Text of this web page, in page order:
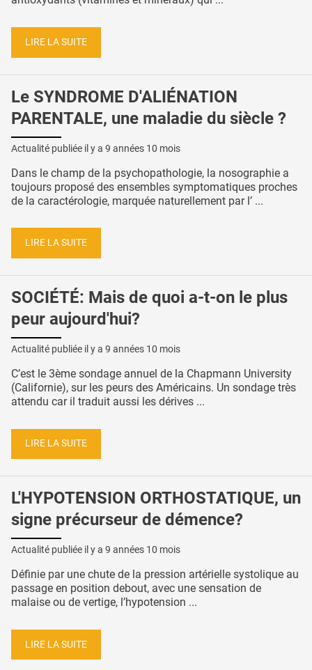
LIRE LA SUITE
Le SYNDROME D'ALIÉNATION
PARENTALE, une maladie du siècle ?
Actualité publiée il y a 9 années 10 mois
Dans le champ de la psychopathologie, la nosographie a
toujours proposé des ensembles symptomatiques proches
de la caractérologie, marquée naturellement par l’ ...
LIRE LA SUITE
SOCIÉTÉ: Mais de quoi a-t-on le plus
peur aujourd'hui?
Actualité publiée il y a 9 années 10 mois
C’est le 3ème sondage annuel de la Chapmann University
(Californie), sur les peurs des Américains. Un sondage très
attendu car il traduit aussi les dérives ...
LIRE LA SUITE
L'HYPOTENSION ORTHOSTATIQUE, un
signe précurseur de démence?
Actualité publiée il y a 9 années 10 mois
Définie par une chute de la pression artérielle systolique au
passage en position debout, avec une sensation de
malaise ou de vertige, l’hypotension ...
LIRE LA SUITE